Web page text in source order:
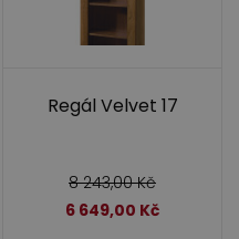
Regál Velvet 17
8 243,00Kč
6 649,00 Kč